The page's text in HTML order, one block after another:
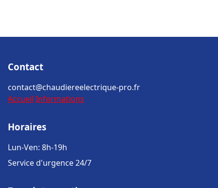
Contact
contact@chaudiereelectrique-pro.fr
Accueil Informations
Horaires
Lun-Ven: 8h-19h
Service d'urgence 24/7